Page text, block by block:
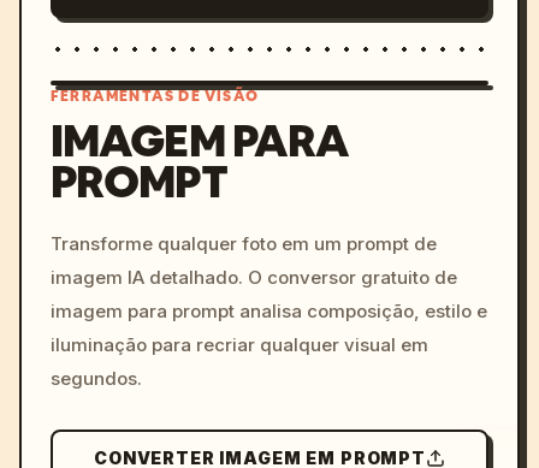
colors, 8k --v 6.0
FERRAMENTAS DE VISÃO
IMAGEM PARA
PROMPT
Transforme qualquer foto em um prompt de
imagem IA detalhado. O conversor gratuito de
imagem para prompt analisa composição, estilo e
iluminação para recriar qualquer visual em
segundos.
CONVERTER IMAGEM EM PROMPT